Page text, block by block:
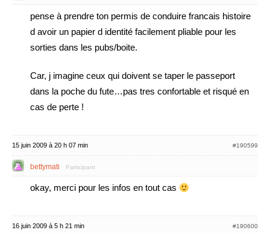
pense à prendre ton permis de conduire francais histoire
d avoir un papier d identité facilement pliable pour les
sorties dans les pubs/boite.
Car, j imagine ceux qui doivent se taper le passeport
dans la poche du fute…pas tres confortable et risqué en
cas de perte !
15 juin 2009 à 20 h 07 min #190599
bettymati Participant
okay, merci pour les infos en tout cas
16 juin 2009 à 5 h 21 min #190600